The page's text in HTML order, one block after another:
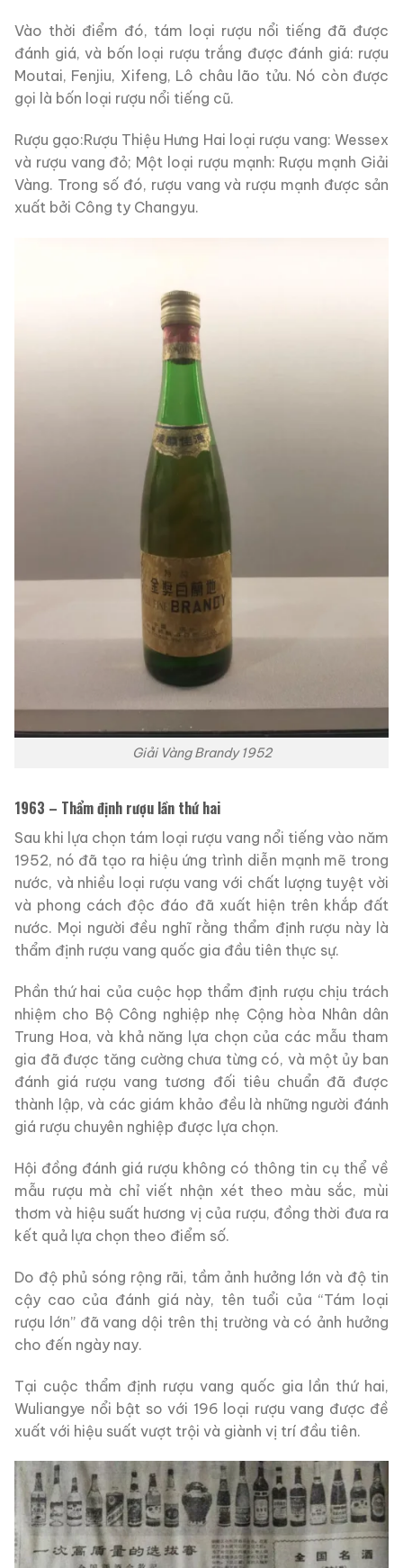
Vào thời điểm đó, tám loại rượu nổi tiếng đã được
đánh giá, và bốn loại rượu trắng được đánh giá: rượu
Moutai, Fenjiu, Xifeng, Lô châu lão tửu. Nó còn được
gọi là bốn loại rượu nổi tiếng cũ.
Rượu gạo:Rượu Thiệu Hưng Hai loại rượu vang: Wessex
và rượu vang đỏ; Một loại rượu mạnh: Rượu mạnh Giải
Vàng. Trong số đó, rượu vang và rượu mạnh được sản
xuất bởi Công ty Changyu.
Giải Vàng Brandy 1952
1963 – Thẩm định rượu lần thứ hai
Sau khi lựa chọn tám loại rượu vang nổi tiếng vào năm
1952, nó đã tạo ra hiệu ứng trình diễn mạnh mẽ trong
nước, và nhiều loại rượu vang với chất lượng tuyệt vời
và phong cách độc đáo đã xuất hiện trên khắp đất
nước. Mọi người đều nghĩ rằng thẩm định rượu này là
thẩm định rượu vang quốc gia đầu tiên thực sự.
Phần thứ hai của cuộc họp thẩm định rượu chịu trách
nhiệm cho Bộ Công nghiệp nhẹ Cộng hòa Nhân dân
Trung Hoa, và khả năng lựa chọn của các mẫu tham
gia đã được tăng cường chưa từng có, và một ủy ban
đánh giá rượu vang tương đối tiêu chuẩn đã được
thành lập, và các giám khảo đều là những người đánh
giá rượu chuyên nghiệp được lựa chọn.
Hội đồng đánh giá rượu không có thông tin cụ thể về
mẫu rượu mà chỉ viết nhận xét theo màu sắc, mùi
thơm và hiệu suất hương vị của rượu, đồng thời đưa ra
kết quả lựa chọn theo điểm số.
Do độ phủ sóng rộng rãi, tầm ảnh hưởng lớn và độ tin
cậy cao của đánh giá này, tên tuổi của “Tám loại
rượu lớn” đã vang dội trên thị trường và có ảnh hưởng
cho đến ngày nay.
Tại cuộc thẩm định rượu vang quốc gia lần thứ hai,
Wuliangye nổi bật so với 196 loại rượu vang được đề
xuất với hiệu suất vượt trội và giành vị trí đầu tiên.